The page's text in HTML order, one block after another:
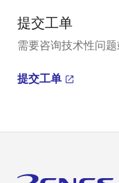
提交工单
需要咨询技术性问
提交工单